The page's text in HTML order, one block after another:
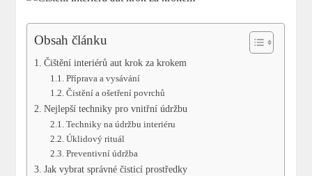
Obsah článku
Čištění interiérů aut krok za krokem
Příprava a vysávání
Čistění a ošetření povrchů
Nejlepší techniky pro vnitřní údržbu
Techniky na údržbu interiéru
Úklidový rituál
Preventivní údržba
Jak vybrat správné čisticí prostředky